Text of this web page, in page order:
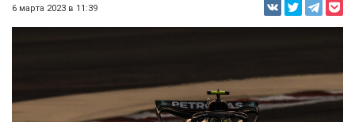
6 марта 2023 в 11:39